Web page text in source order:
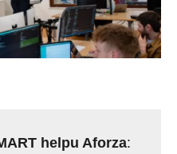
helpu Aforza: